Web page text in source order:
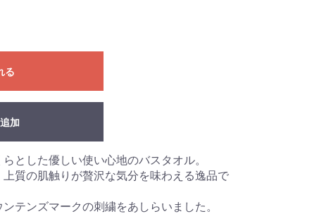
る
加
とした優しい使い心地のバスタオル。
質の肌触りが贅沢な気分を味わえる逸品で
テンズマークの刺繍をあしらいました。